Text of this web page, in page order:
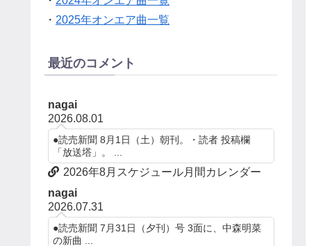
・ 2025年オンエア曲一覧
最近のコメント
nagai
2026.08.01
●読売新聞 8月1日（土）朝刊。・読者 投稿欄
「放送塔」。 ...
2026年8月スケジュール月間カレンダー
nagai
2026.07.31
●読売新聞 7月31日（夕刊）号 3面に、中森明菜
の新曲 ...